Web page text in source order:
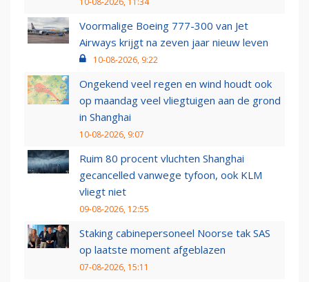
Voormalige Boeing 777-300 van Jet
Airways krijgt na zeven jaar nieuw leven
10-08-2026, 9:22
Ongekend veel regen en wind houdt ook
op maandag veel vliegtuigen aan de grond
in Shanghai
10-08-2026, 9:07
Ruim 80 procent vluchten Shanghai
gecancelled vanwege tyfoon, ook KLM
vliegt niet
09-08-2026, 12:55
Staking cabinepersoneel Noorse tak SAS
op laatste moment afgeblazen
07-08-2026, 15:11